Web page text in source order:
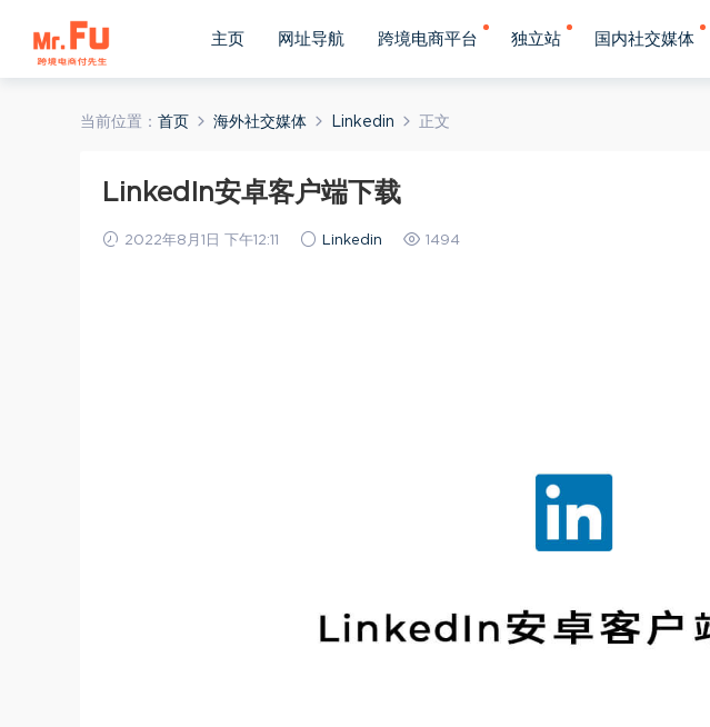
主页 网址导航 跨境电商平台 独立站 国内社交媒体
当前位置： 首页 海外社交媒体 Linkedin 正文
LinkedIn安卓客户端下载
2022年8月1日 下午12:11 Linkedin 1494